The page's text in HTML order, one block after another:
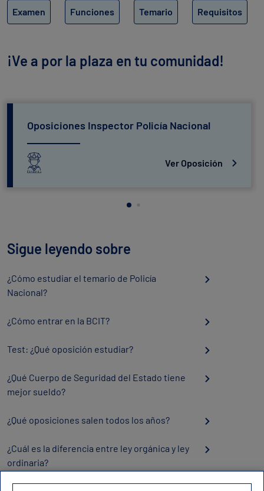
Examen Funciones Temario Requisitos
¡Ve a por la plaza en tu comunidad!
Oposiciones Inspector Policía Nacional
Ver Oposición
Sigue leyendo sobre
¿Cómo estudiar el temario de Policía
Nacional?
¿Cómo entrar en la BCIT?
Test: ¿Qué oposición estudiar?
¿Qué Cuerpo de Seguridad del Estado tiene
mejor sueldo?
¿Qué oposiciones salen todos los años?
¿Cuál es la diferencia entre ley orgánica y ley
ordinaria?